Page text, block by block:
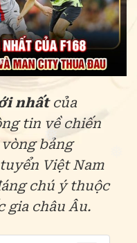
❅
nhấtcủa
tin về chiến
bảng
Việt Nam
chú ý thuộc
gia châu Âu.